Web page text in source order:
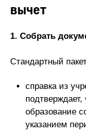
вычет
1. Собрать
Стандартный
справка из
подтверждает,
образование
указанием